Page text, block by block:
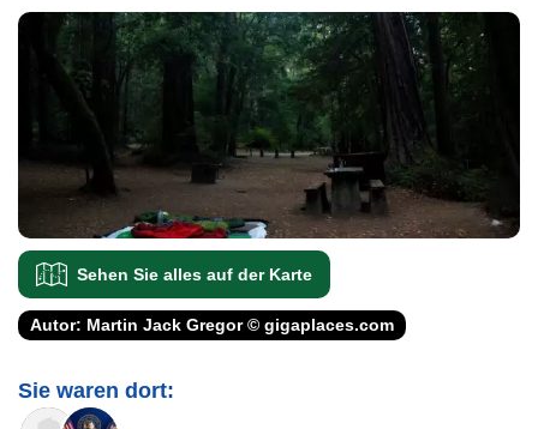
Sehen Sie alles auf der Karte
Autor: Martin Jack Gregor © gigaplaces.com
Sie waren dort: